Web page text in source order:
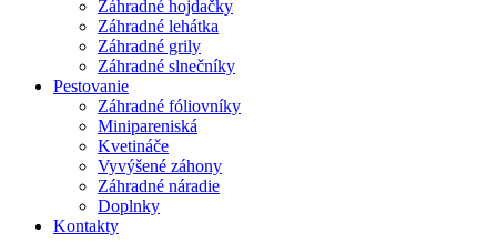
Záhradné hojdačky
Záhradné lehátka
Záhradné grily
Záhradné slnečníky
Pestovanie
Záhradné fóliovníky
Minipareniská
Kvetináče
Vyvýšené záhony
Záhradné náradie
Doplnky
Kontakty